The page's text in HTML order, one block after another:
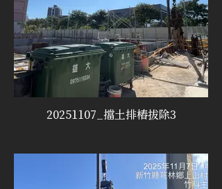
20251107_擋土排樁拔除3